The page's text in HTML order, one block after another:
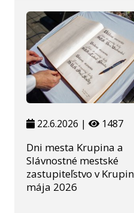
22.6.2026 | 1487
Dni mesta Krupina a
Slávnostné mestské
zastupiteľstvo v
mája 2026